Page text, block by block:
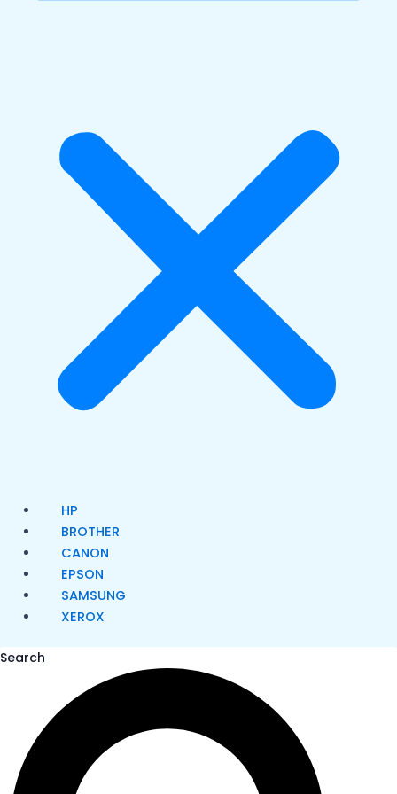
HP
BROTHER
CANON
EPSON
SAMSUNG
XEROX
Search